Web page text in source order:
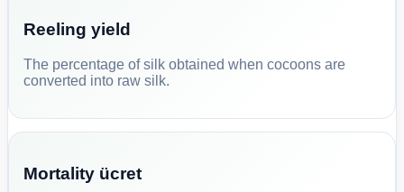
Reeling yield
The percentage of silk obtained when cocoons are
converted into raw silk.
Mortality ücret